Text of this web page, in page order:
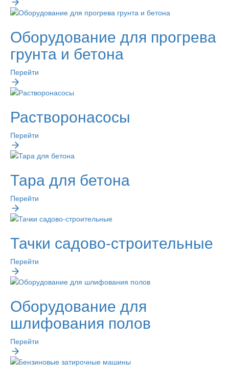
Оборудование для прогрева
грунта и бетона
Перейти
Растворонасосы
Перейти
Тара для бетона
Перейти
Тачки садово-строительные
Перейти
Оборудование для
шлифования полов
Перейти